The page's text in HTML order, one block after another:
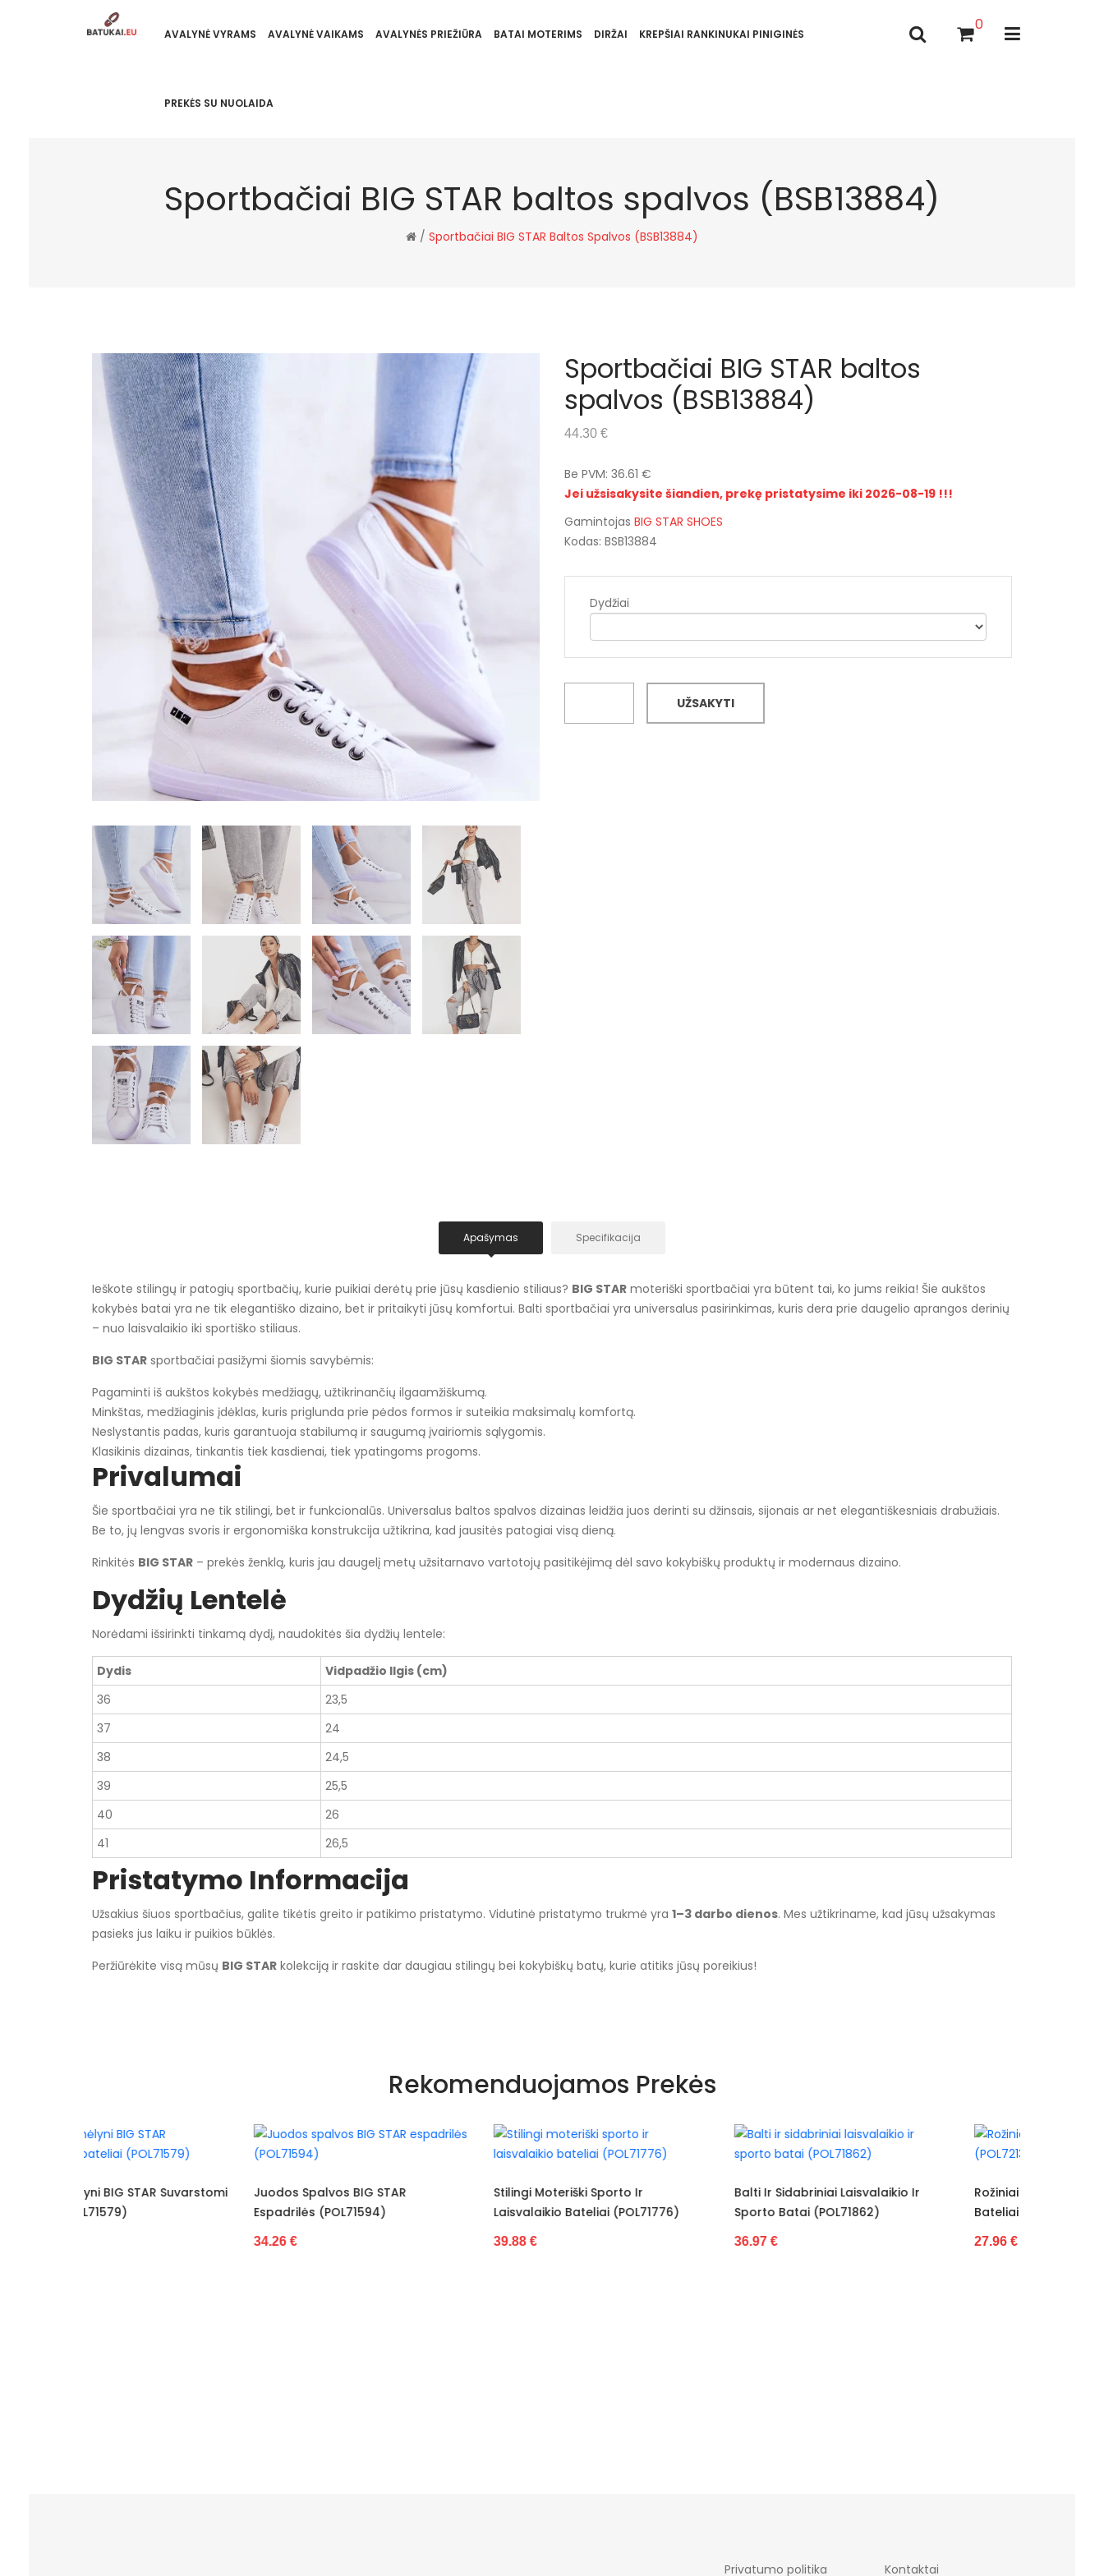
AVALYNĖ VYRAMS AVALYNĖ VAIKAMS AVALYNĖS PRIEŽIŪRA BATAI MOTERIMS DIRŽAI KREPŠIAI RANKINUKAI PINIGINĖS
PREKĖS SU NUOLAIDA
0
Sportbačiai BIG STAR baltos spalvos (BSB13884)
/ Sportbačiai BIG STAR Baltos Spalvos (BSB13884)
Sportbačiai BIG STAR baltos
spalvos (BSB13884)
44.30 €
Be PVM: 36.61 €
Jei užsisakysite šiandien, prekę pristatysime iki 2026-08-19 !!!
Gamintojas BIG STAR SHOES
Kodas: BSB13884
Dydžiai
UŽSAKYTI
Apašymas Specifikacija
Ieškote stilingų ir patogių sportbačių, kurie puikiai derėtų prie jūsų kasdienio stiliaus? BIG STARmoteriški sportbačiai yra būtent tai, ko jums reikia! Šie aukštos
kokybės batai yra ne tik elegantiško dizaino, bet ir pritaikyti jūsų komfortui. Balti sportbačiai yra universalus pasirinkimas, kuris dera prie daugelio aprangos derinių
– nuo laisvalaikio iki sportiško stiliaus.
BIG STARsportbačiai pasižymi šiomis savybėmis:
Pagaminti iš aukštos kokybės medžiagų, užtikrinančių ilgaamžiškumą.
Minkštas, medžiaginis įdėklas, kuris priglunda prie pėdos formos ir suteikia maksimalų komfortą.
Neslystantis padas, kuris garantuoja stabilumą ir saugumą įvairiomis sąlygomis.
Klasikinis dizainas, tinkantis tiek kasdienai, tiek ypatingoms progoms.
Privalumai
Šie sportbačiai yra ne tik stilingi, bet ir funkcionalūs. Universalus baltos spalvos dizainas leidžia juos derinti su džinsais, sijonais ar net elegantiškesniais drabužiais.
Be to, jų lengvas svoris ir ergonomiška konstrukcija užtikrina, kad jausitės patogiai visą dieną.
Rinkitės BIG STAR– prekės ženklą, kuris jau daugelį metų užsitarnavo vartotojų pasitikėjimą dėl savo kokybiškų produktų ir modernaus dizaino.
Dydžių Lentelė
Norėdami išsirinkti tinkamą dydį, naudokitės šia dydžių lentele:
Dydis
Vidpadžio Ilgis (cm)
36
23,5
37
24
38
24,5
39
25,5
40
26
41
26,5
Pristatymo Informacija
Užsakius šiuos sportbačius, galite tikėtis greito ir patikimo pristatymo. Vidutinė pristatymo trukmė yra 1–3 darbo dienos. Mes užtikriname, kad jūsų užsakymas
pasieks jus laiku ir puikios būklės.
Peržiūrėkite visą mūsų BIG STARkolekciją ir raskite dar daugiau stilingų bei kokybiškų batų, kurie atitiks jūsų poreikius!
Siūlome rinktis tokį dydį, kokį dėvite
Išorinė medžiaga
Šiltas
Rekomenduojamos Prekės
Juodos Spalvos BIG STAR
Espadrilės (POL71594)
Stilingi Moteriški Sporto Ir
Laisvalaikio Bateliai (POL71776)
Balti Ir Sidabriniai Laisvalaikio Ir
Sporto Batai (POL71862)
Rožiniai Sporto Ir Laisvalaikio
Bateliai (POL72135)
Privatumo politika Kontaktai